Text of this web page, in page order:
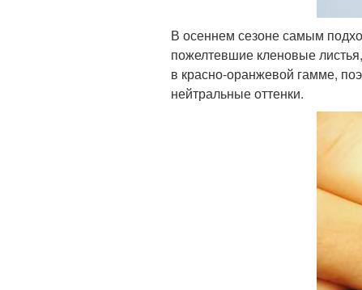
В осеннем сезоне самым
пожелтевшие кленовые
в красно-оранжевой гамме,
нейтральные оттенки.